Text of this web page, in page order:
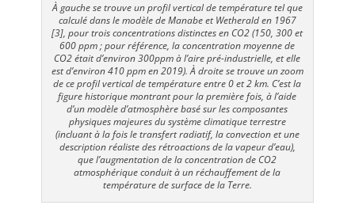
À gauche se trouve un profil vertical de température tel que
calculé dans le modèle de Manabe et Wetherald en 1967
[3], pour trois concentrations distinctes en CO2 (150, 300 et
600 ppm ; pour référence, la concentration moyenne de
CO2 était d’environ 300ppm à l’aire pré-industrielle, et elle
est d’environ 410 ppm en 2019). À droite se trouve un zoom
de ce profil vertical de température entre 0 et 2 km. C’est la
figure historique montrant pour la première fois, à l’aide
d’un modèle d’atmosphère basé sur les composantes
physiques majeures du système climatique terrestre
(incluant à la fois le transfert radiatif, la convection et une
description réaliste des rétroactions de la vapeur d’eau),
que l’augmentation de la concentration de CO2
atmosphérique conduit à un réchauffement de la
température de surface de la Terre.